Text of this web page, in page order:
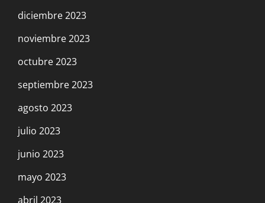
diciembre 2023
noviembre 2023
octubre 2023
septiembre 2023
agosto 2023
julio 2023
junio 2023
mayo 2023
abril 2023